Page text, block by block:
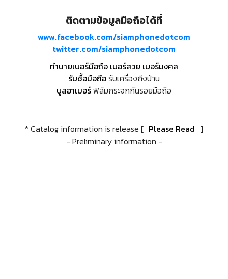
ติดตามข้อมูลมือถือได้ที่
www.facebook.com/siamphonedotcom
twitter.com/siamphonedotcom
ทำนายเบอร์มือถือ เบอร์สวย เบอร์มงคล
รับซื้อมือถือรับเครื่องถึงบ้าน
บูลอาเมอร์ฟิล์มกระจกกันรอยมือถือ
* Catalog information is release [ Please Read ]
- Preliminary information -